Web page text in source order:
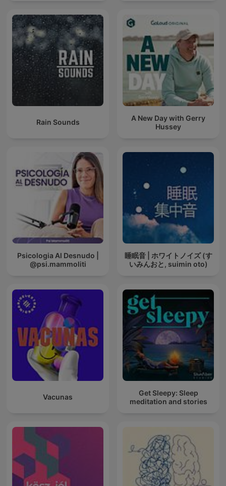
Rain Sounds
A New Day with Gerry
Hussey
Psicologia Al Desnudo |
@psi.mammoliti
睡眠音 | ホワイトノイズ (す
いみんおと, suimin oto)
Vacunas
Get Sleepy: Sleep
meditation and stories